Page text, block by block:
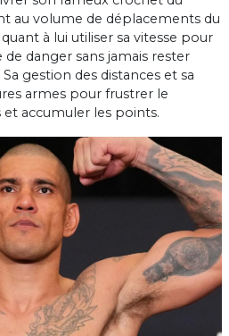
au volume de déplacements du
quant à lui utiliser sa vitesse pour
danger sans jamais rester
gestion des distances et sa
armes pour frustrer le
et accumuler les points.